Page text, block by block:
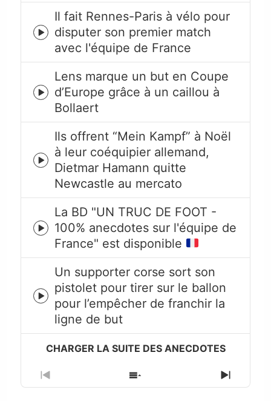
Episode
play
icon
Il fait Rennes-Paris à vélo pour
disputer son premier match
avec l'équipe de France
Episode
play
icon
Lens marque un but en Coupe
d’Europe grâce à un caillou à
Bollaert
Episode
play
icon
Ils offrent “Mein Kampf” à Noël
à leur coéquipier allemand,
Dietmar Hamann quitte
Newcastle au mercato
Episode
play
icon
La BD "UN TRUC DE FOOT -
100% anecdotes sur l'équipe de
France" est disponible
Episode
play
icon
Un supporter corse sort son
pistolet pour tirer sur le ballon
pour l’empêcher de franchir la
ligne de but
Previous
Episode
Show
Episodes
Next
Episode